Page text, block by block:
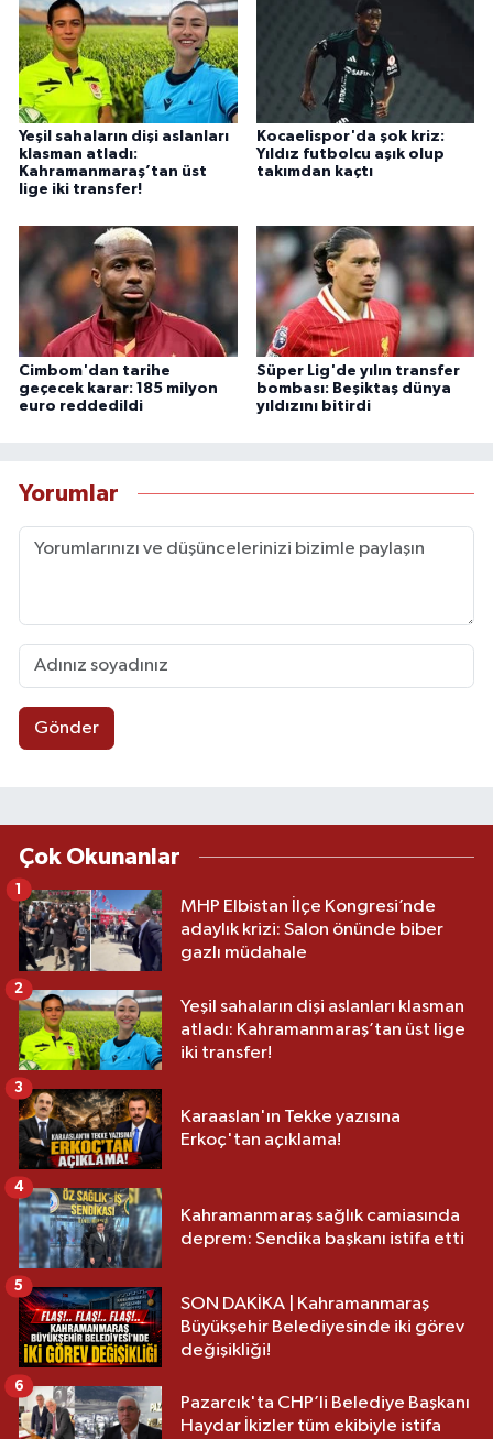
Yeşil sahaların dişi aslanları
klasman atladı:
Kahramanmaraş’tan üst
lige iki transfer!
Kocaelispor'da şok kriz:
Yıldız futbolcu aşık olup
takımdan kaçtı
Cimbom'dan tarihe
geçecek karar: 185 milyon
euro reddedildi
Süper Lig'de yılın transfer
bombası: Beşiktaş dünya
yıldızını bitirdi
Yorumlar
Gönder
Çok Okunanlar
MHP Elbistan İlçe Kongresi’nde
adaylık krizi: Salon önünde biber
gazlı müdahale
1
Yeşil sahaların dişi aslanları klasman
atladı: Kahramanmaraş’tan üst lige
iki transfer!
2
Karaaslan'ın Tekke yazısına
Erkoç'tan açıklama!
3
Kahramanmaraş sağlık camiasında
deprem: Sendika başkanı istifa etti
4
SON DAKİKA | Kahramanmaraş
Büyükşehir Belediyesinde iki görev
değişikliği!
5
Pazarcık'ta CHP’li Belediye Başkanı
Haydar İkizler tüm ekibiyle istifa
6